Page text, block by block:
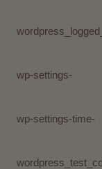
wp-settings-
wp-settings-time-